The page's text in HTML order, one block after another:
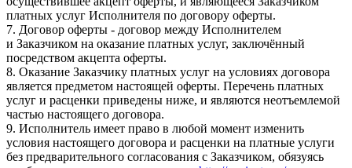
платных услуг Исполнителя по договору оферты.
7. Договор оферты - договор между Исполнителем
и Заказчиком на оказание платных услуг, заключённый
посредством акцепта оферты.
8. Оказание Заказчику платных услуг на условиях договора
является предметом настоящей оферты. Перечень платных
услуг и расценки приведены ниже, и являются неотъемлемой
частью настоящего договора.
9. Исполнитель имеет право в любой момент изменить
условия настоящего договора и расценки на платные услуги
без предварительного согласования с Заказчиком, обязуясь